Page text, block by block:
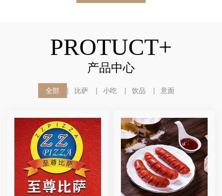
PROTUCT+
产品中心
全部 比萨 小吃 饮品 意面